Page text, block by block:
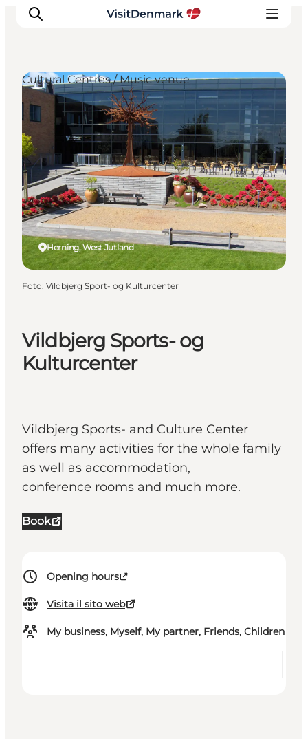
Ispirazioni
Dove andare
Cosa fare
Dove dormire
Pianifica il viaggio
Vildbjerg Sports- og
Kulturcenter
Vildbjerg Sports- and Culture Center
offers many activities for the whole family
as well as accommodation,
conference rooms and much more.
Book
Opening hours
Visita il sito web
My business, Myself, My partner, Friends, Children
Herning, West Jutland
Cultural Centres / Music venue
Foto: Vildbjerg Sport- og Kulturcenter